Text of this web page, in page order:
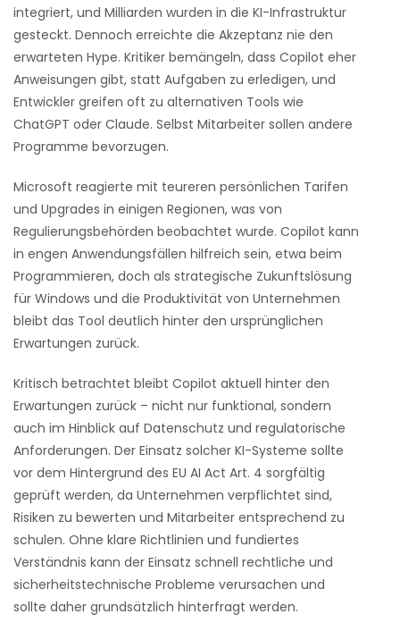
integriert, und Milliarden wurden in die KI-Infrastruktur
gesteckt. Dennoch erreichte die Akzeptanz nie den
erwarteten Hype. Kritiker bemängeln, dass Copilot eher
Anweisungen gibt, statt Aufgaben zu erledigen, und
Entwickler greifen oft zu alternativen Tools wie
ChatGPT oder Claude. Selbst Mitarbeiter sollen andere
Programme bevorzugen.
Microsoft reagierte mit teureren persönlichen Tarifen
und Upgrades in einigen Regionen, was von
Regulierungsbehörden beobachtet wurde. Copilot kann
in engen Anwendungsfällen hilfreich sein, etwa beim
Programmieren, doch als strategische Zukunftslösung
für Windows und die Produktivität von Unternehmen
bleibt das Tool deutlich hinter den ursprünglichen
Erwartungen zurück.
Kritisch betrachtet bleibt Copilot aktuell hinter den
Erwartungen zurück – nicht nur funktional, sondern
auch im Hinblick auf Datenschutz und regulatorische
Anforderungen. Der Einsatz solcher KI-Systeme sollte
vor dem Hintergrund des EU AI Act Art. 4 sorgfältig
geprüft werden, da Unternehmen verpflichtet sind,
Risiken zu bewerten und Mitarbeiter entsprechend zu
schulen. Ohne klare Richtlinien und fundiertes
Verständnis kann der Einsatz schnell rechtliche und
sicherheitstechnische Probleme verursachen und
sollte daher grundsätzlich hinterfragt werden.